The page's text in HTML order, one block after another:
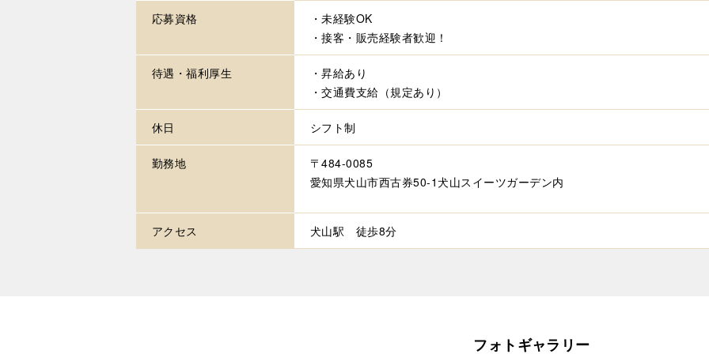
応募資格
・未経験OK
・接客・販売経験者歓迎！
待遇・福利厚生
・昇給あり
・交通費支給（規定あり）
休日 シフト制
勤務地
〒484-0085
愛知県犬山市西古券50-1犬山スイーツガーデン内
アクセス 犬山駅 徒歩8分
フォトギャラリー